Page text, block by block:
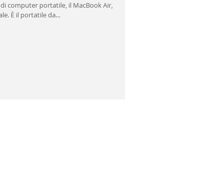
computer portatile, il MacBook Air,
È il portatile da...